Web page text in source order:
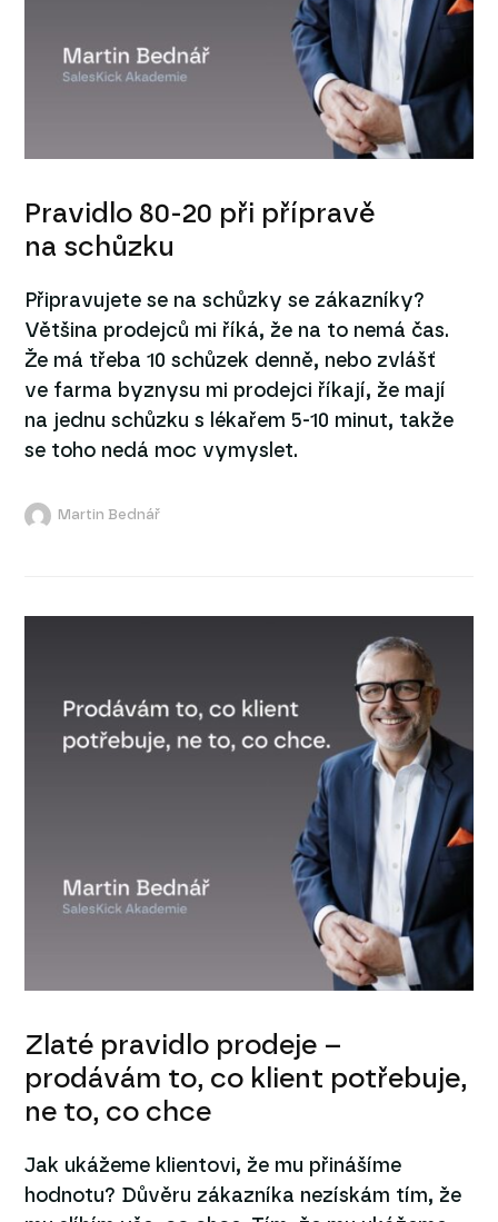
Pravidlo 80-20 při přípravě
na schůzku
Připravujete se na schůzky se zákazníky?
Většina prodejců mi říká, že na to nemá čas.
Že má třeba 10 schůzek denně, nebo zvlášť
ve farma byznysu mi prodejci říkají, že mají
na jednu schůzku s lékařem 5-10 minut, takže
se toho nedá moc vymyslet.
Martin Bednář
Zlaté pravidlo prodeje –
prodávám to, co klient potřebuje,
ne to, co chce
Jak ukážeme klientovi, že mu přinášíme
hodnotu? Důvěru zákazníka nezískám tím, že